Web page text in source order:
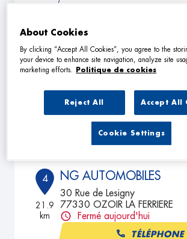
3
13.94
GARAGE DU CENTRE
3 Rue Thiers
94130 NOGENT SUR MARNE
TÉLÉPHONE
4
21.9
km
NG AUTOMOBILES
30 Rue de Lesigny
77330 OZOIR LA FERRIERE
Fermé aujourd'hui
TÉLÉPHONE
About Cookies
By clicking “Accept All Cookies”, you agree to the
your device to enhance site navigation, analyze site
marketing efforts.
Politique de cookies
Reject All Accept All
Cookie Settings